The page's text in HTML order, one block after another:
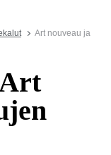
Art nouveau ja